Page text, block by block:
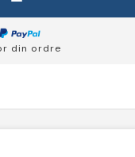
din ordre